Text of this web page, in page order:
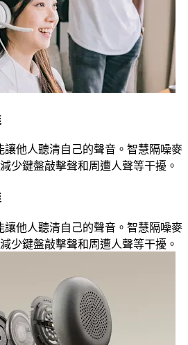
讓他人聽清自己的聲音。智慧隔噪麥
少鍵盤敲擊聲和周遭人聲等干擾。
讓他人聽清自己的聲音。智慧隔噪麥
少鍵盤敲擊聲和周遭人聲等干擾。